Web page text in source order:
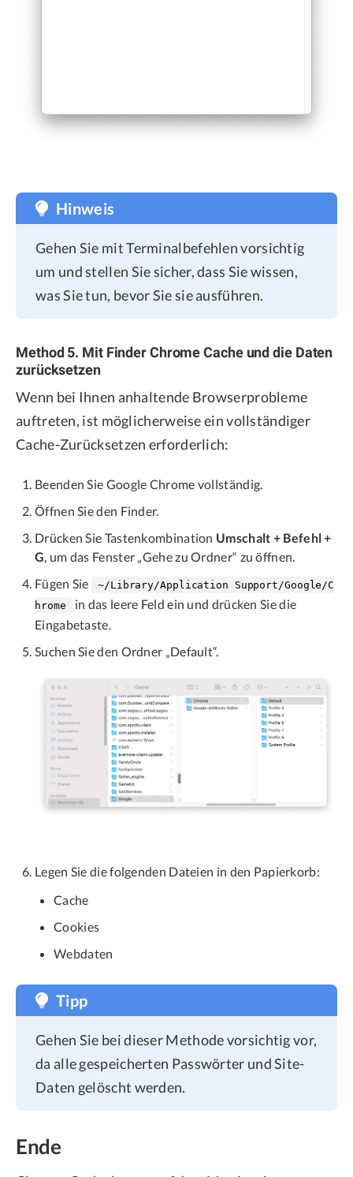
Hinweis
Gehen Sie mit Terminalbefehlen vorsichtig
um und stellen Sie sicher, dass Sie wissen,
was Sie tun, bevor Sie sie ausführen.
Method 5. Mit Finder Chrome Cache und die Daten
zurücksetzen
Wenn bei Ihnen anhaltende Browserprobleme
auftreten, ist möglicherweise ein vollständiger
Cache-Zurücksetzen erforderlich:
Beenden Sie Google Chrome vollständig.
Öffnen Sie den Finder.
Drücken Sie Tastenkombination Umschalt + Befehl +
G, um das Fenster „Gehe zu Ordner“ zu öffnen.
Fügen Sie
~/Library/Application Support/Google/C
hrome
in das leere Feld ein und drücken Sie die
Eingabetaste.
Suchen Sie den Ordner „Default“.
Legen Sie die folgenden Dateien in den Papierkorb:
Cache
Cookies
Webdaten
Tipp
Gehen Sie bei dieser Methode vorsichtig vor,
da alle gespeicherten Passwörter und Site-
Daten gelöscht werden.
Ende